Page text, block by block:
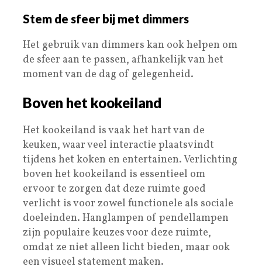
Stem de sfeer bij met dimmers
Het gebruik van dimmers kan ook helpen om
de sfeer aan te passen, afhankelijk van het
moment van de dag of gelegenheid.
Boven het kookeiland
Het kookeiland is vaak het hart van de
keuken, waar veel interactie plaatsvindt
tijdens het koken en entertainen. Verlichting
boven het kookeiland is essentieel om
ervoor te zorgen dat deze ruimte goed
verlicht is voor zowel functionele als sociale
doeleinden. Hanglampen of pendellampen
zijn populaire keuzes voor deze ruimte,
omdat ze niet alleen licht bieden, maar ook
een visueel statement maken.